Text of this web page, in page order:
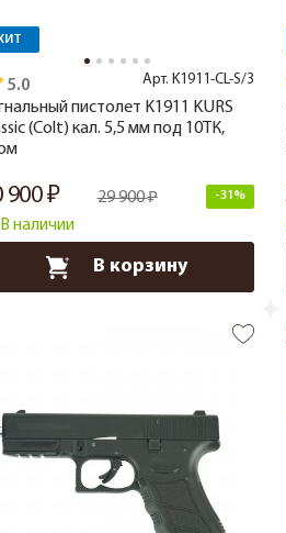
5.0 Арт. K1911-CL-S/3
пистолет K1911 KURS
(Colt) кал. 5,5 мм под 10ТК,
900 29 900 -31%
В наличии
В корзину